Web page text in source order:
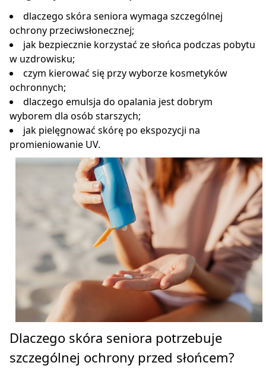
dlaczego skóra seniora wymaga szczególnej
ochrony przeciwsłonecznej;
jak bezpiecznie korzystać ze słońca podczas pobytu
w uzdrowisku;
czym kierować się przy wyborze kosmetyków
ochronnych;
dlaczego emulsja do opalania jest dobrym
wyborem dla osób starszych;
jak pielęgnować skórę po ekspozycji na
promieniowanie UV.
Dlaczego skóra seniora potrzebuje
szczególnej ochrony przed słońcem?